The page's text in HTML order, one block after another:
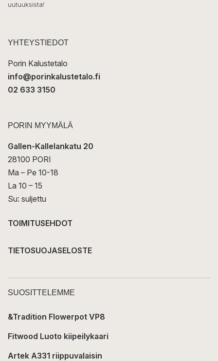
k
t
uutuuksista!
YHTEYSTIEDOT
Porin Kalustetalo
info@porinkalustetalo.fi
02 633 3150
PORIN MYYMÄLÄ
Gallen-Kallelankatu 20
28100 PORI
Ma – Pe 10-18
La 10 – 15
Su: suljettu
TOIMITUSEHDOT
TIETOSUOJASELOSTE
SUOSITTELEMME
&Tradition Flowerpot VP8
Fitwood Luoto kiipeilykaari
Artek A331 riippuvalaisin